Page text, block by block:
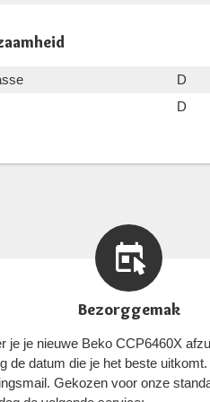
D
D
Bezorggemak
je je nieuwe Beko CCP6460X
de datum die je het beste
Gekozen voor onze